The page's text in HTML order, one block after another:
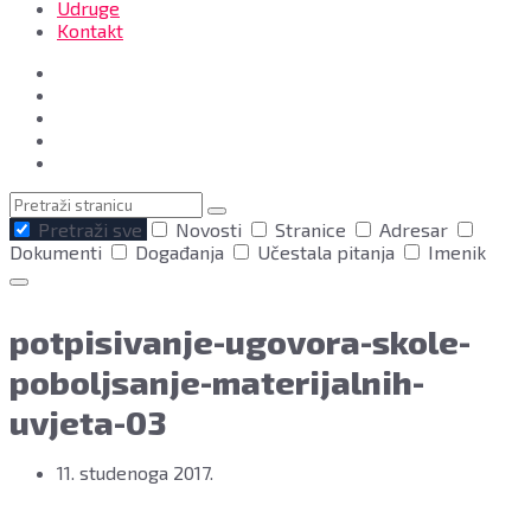
Udruge
Kontakt
Pretraga
Pretraži sve
Novosti Stranice
Adresar
Dokumenti
Događanja Učestala pitanja Imenik
potpisivanje-ugovora-skole-
poboljsanje-materijalnih-
uvjeta-03
11. studenoga 2017.